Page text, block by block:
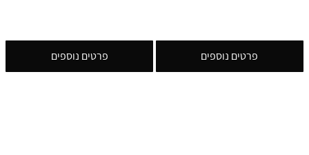
פרטים נוספים פרטים נוספים